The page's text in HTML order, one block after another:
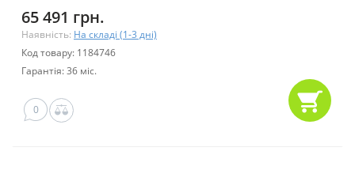
65 491 грн.
Наявність: На складі (1-3 дні)
Код товару: 1184746
Гарантія: 36 міс.
0